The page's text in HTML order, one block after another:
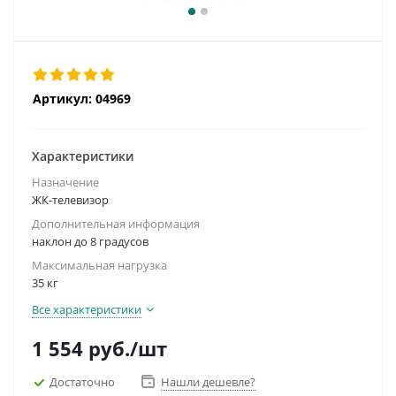
Артикул: 04969
Характеристики
Назначение
ЖК-телевизор
Дополнительная информация
наклон до 8 градусов
Максимальная нагрузка
35 кг
Все характеристики
1 554 руб./шт
Достаточно Нашли дешевле?